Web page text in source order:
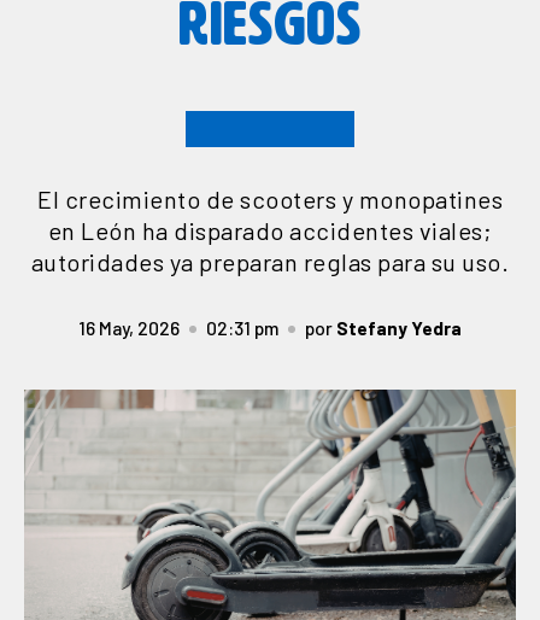
RIESGOS
El crecimiento de scooters y monopatines
en León ha disparado accidentes viales;
autoridades ya preparan reglas para su uso.
16 May, 2026 02:31 pm por Stefany Yedra